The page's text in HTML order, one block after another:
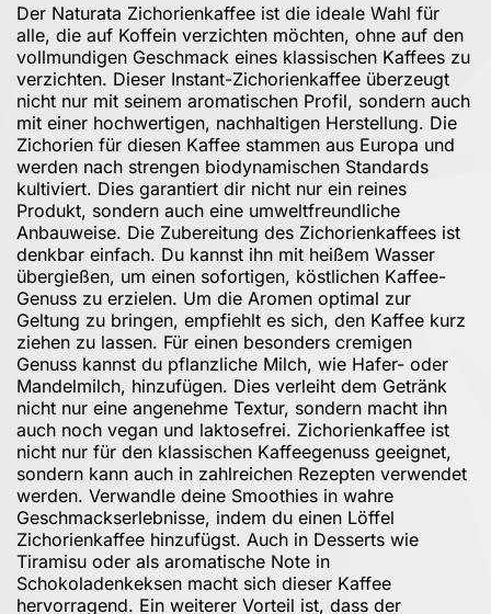
Der Naturata Zichorienkaffee ist die ideale Wahl für
alle, die auf Koffein verzichten möchten, ohne auf den
vollmundigen Geschmack eines klassischen Kaffees zu
verzichten. Dieser Instant-Zichorienkaffee überzeugt
nicht nur mit seinem aromatischen Profil, sondern auch
mit einer hochwertigen, nachhaltigen Herstellung. Die
Zichorien für diesen Kaffee stammen aus Europa und
werden nach strengen biodynamischen Standards
kultiviert. Dies garantiert dir nicht nur ein reines
Produkt, sondern auch eine umweltfreundliche
Anbauweise. Die Zubereitung des Zichorienkaffees ist
denkbar einfach. Du kannst ihn mit heißem Wasser
übergießen, um einen sofortigen, köstlichen Kaffee-
Genuss zu erzielen. Um die Aromen optimal zur
Geltung zu bringen, empfiehlt es sich, den Kaffee kurz
ziehen zu lassen. Für einen besonders cremigen
Genuss kannst du pflanzliche Milch, wie Hafer- oder
Mandelmilch, hinzufügen. Dies verleiht dem Getränk
nicht nur eine angenehme Textur, sondern macht ihn
auch noch vegan und laktosefrei. Zichorienkaffee ist
nicht nur für den klassischen Kaffeegenuss geeignet,
sondern kann auch in zahlreichen Rezepten verwendet
werden. Verwandle deine Smoothies in wahre
Geschmackserlebnisse, indem du einen Löffel
Zichorienkaffee hinzufügst. Auch in Desserts wie
Tiramisu oder als aromatische Note in
Schokoladenkeksen macht sich dieser Kaffee
hervorragend. Ein weiterer Vorteil ist, dass der